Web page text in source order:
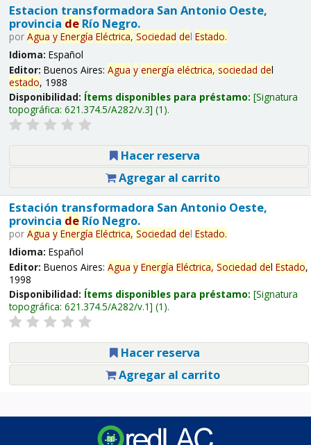
Estacion transformadora San Antonio Oeste,
provincia deRío Negro.
por Agua y Energía Eléctrica, Sociedad del Estado.
Idioma: Español
Editor: Buenos Aires: Agua y energía eléctrica, sociedad del
estado, 1988
Disponibilidad: Ítems disponibles para préstamo: Signatura
topográfica: 621.374.5/A282/v.3 (1).
Hacer reserva
Agregar al carrito
Estación transformadora San Antonio Oeste,
provincia deRío Negro.
por Agua y Energía Eléctrica, Sociedad del Estado.
Idioma: Español
Editor: Buenos Aires: Agua y Energía Eléctrica, Sociedad del Estado,
1998
Disponibilidad: Ítems disponibles para préstamo: Signatura
topográfica: 621.374.5/A282/v.1 (1).
Hacer reserva
Agregar al carrito